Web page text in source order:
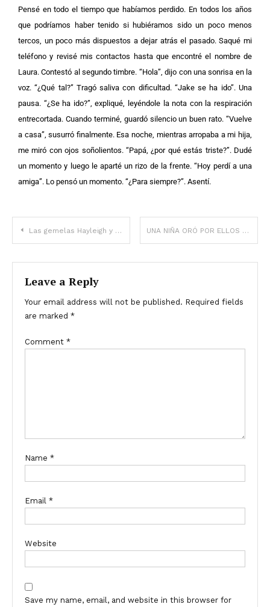
Pensé en todo el tiempo que habíamos perdido. En todos los años
que podríamos haber tenido si hubiéramos sido un poco menos
tercos, un poco más dispuestos a dejar atrás el pasado. Saqué mi
teléfono y revisé mis contactos hasta que encontré el nombre de
Laura. Contestó al segundo timbre. “Hola”, dijo con una sonrisa en la
voz. “¿Qué tal?” Tragó saliva con dificultad. “Jake se ha ido”. Una
pausa. “¿Se ha ido?”, expliqué, leyéndole la nota con la respiración
entrecortada. Cuando terminé, guardó silencio un buen rato. “Vuelve
a casa”, susurró finalmente. Esa noche, mientras arropaba a mi hija,
me miró con ojos soñolientos. “Papá, ¿por qué estás triste?”. Dudé
un momento y luego le aparté un rizo de la frente. “Hoy perdí a una
amiga”. Lo pensó un momento. “¿Para siempre?”. Asentí.
Las gemelas Hayleigh y Lauren Durrant, blancas y negras, sostienen con orgullo a sus nuevas hermanas. UNA NIÑA ORÓ POR ELLOS DURANTE LA CENA; HORAS DESPUÉS, SUS PALABRAS LOS PERSEGUIARON
Leave a Reply
Your email address will not be published. Required fields
are marked *
Comment *
Name *
Email *
Website
Save my name, email, and website in this browser for